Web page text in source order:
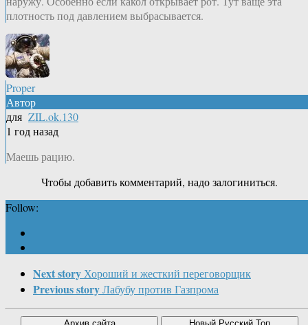
плотность под давлением выбрасывается.
Proper
Автор
для ZIL.ok.130
1 год назад
Маешь рацию.
Чтобы добавить комментарий, надо залогиниться.
Follow:
Next storyХороший и жесткий переговорщик
Previous storyЛабубу против Газпрома